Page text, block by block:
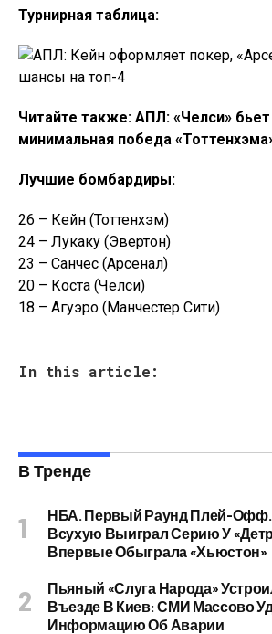
Турнирная таблица:
Читайте также: АПЛ: «Челси» бьет
минимальная победа
Лучшие бомбардиры:
26 – Кейн (Тоттенхэм)
24 – Лукаку (Эвертон)
23 – Санчес (Арсенал)
20 – Коста (Челси)
18 – Агуэро (Манчестер Сити)
In this article:
В Тренде
НБА. Первый Раунд Плей-Офф.
Всухую Выиграл Серию У
Впервые Обыграла «Хьюстон»
Пьяный «слуга Народа»
Въезде В Киев: СМИ Массово
Информацию Об Аварии